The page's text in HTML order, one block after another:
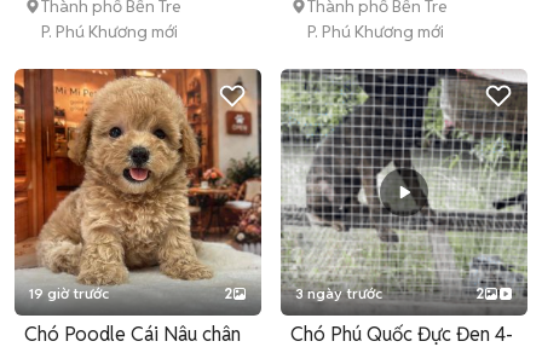
Thành phố Bến Tre
P. Phú Khương mới
Thành phố Bến Tre
P. Phú Khương mới
19 giờ trước 2
Chó Poodle Cái Nâu chân
3 ngày trước 2
Chó Phú Quốc Đực Đen 4-